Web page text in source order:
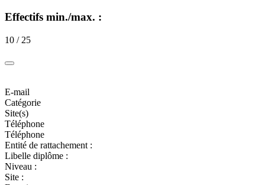
Effectifs min./max. :
10 / 25
E-mail
Catégorie
Site(s)
Téléphone
Téléphone
Entité de rattachement :
Libelle diplôme :
Niveau :
Site :